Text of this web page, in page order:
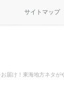
サイトマップ
届け！東海地方ネタが